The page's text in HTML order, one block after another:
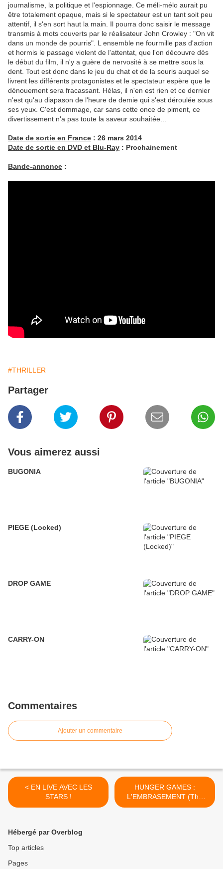
journalisme, la politique et l'espionnage. Ce méli-mélo aurait pu
être totalement opaque, mais si le spectateur est un tant soit peu
attentif, il s'en sort haut la main. Il pourra donc saisir le message
transmis à mots couverts par le réalisateur John Crowley : "On vit
dans un monde de pourris". L ensemble ne fourmille pas d'action
et hormis le passage violent de l'attentat, que l'on découvre dès
le début du film, il n'y a guère de nervosité à se mettre sous la
dent. Tout est donc dans le jeu du chat et de la souris auquel se
livrent les différents protagonistes et le spectateur espère que le
dénouement sera fracassant. Hélas, il n'en est rien et ce dernier
n'est qu'au diapason de l'heure de demie qui s'est déroulée sous
ses yeux. C'est dommage, car sans cette once de piment, ce
divertissement n'a pas toute la saveur souhaitée...
Date de sortie en France : 26 mars 2014
Date de sortie en DVD et Blu-Ray : Prochainement
Bande-annonce :
#THRILLER
Partager
Vous aimerez aussi
BUGONIA
PIEGE (Locked)
DROP GAME
CARRY-ON
Commentaires
Ajouter un commentaire
< EN LIVE AVEC LES
STARS !
HUNGER GAMES :
L'EMBRASEMENT (The
Hunger games : catching
Hébergé par Overblog
Top articles
Pages